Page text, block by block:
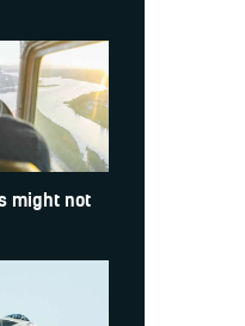
might not